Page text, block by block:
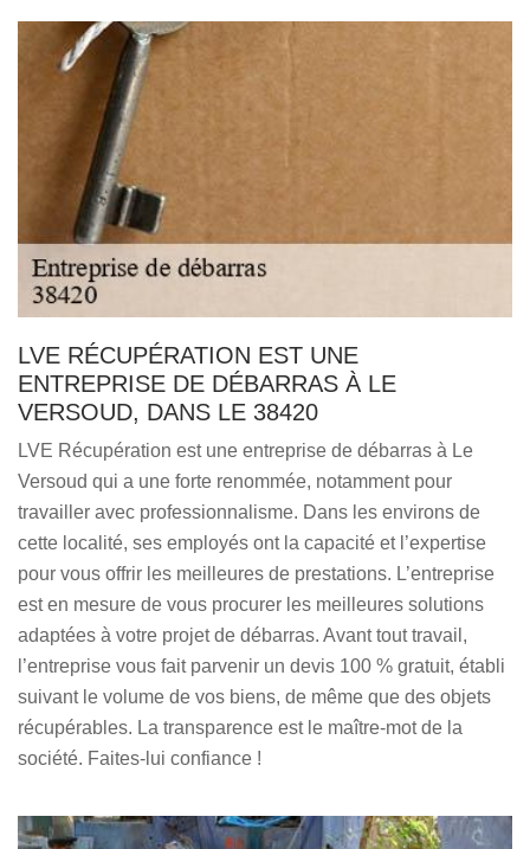
LVE RÉCUPÉRATION EST UNE
ENTREPRISE DE DÉBARRAS À LE
VERSOUD, DANS LE 38420
LVE Récupération est une entreprise de débarras à Le
Versoud qui a une forte renommée, notamment pour
travailler avec professionnalisme. Dans les environs de
cette localité, ses employés ont la capacité et l’expertise
pour vous offrir les meilleures de prestations. L’entreprise
est en mesure de vous procurer les meilleures solutions
adaptées à votre projet de débarras. Avant tout travail,
l’entreprise vous fait parvenir un devis 100 % gratuit, établi
suivant le volume de vos biens, de même que des objets
récupérables. La transparence est le maître-mot de la
société. Faites-lui confiance !